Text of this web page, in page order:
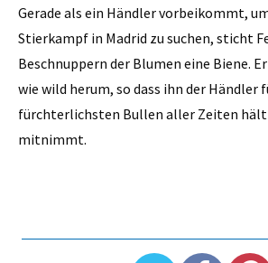
Gerade als ein Händler vorbeikommt,
Stierkampf in Madrid zu suchen, sticht
Beschnuppern der Blumen eine Biene.
wie wild herum, so dass ihn der Händler
fürchterlichsten Bullen aller Zeiten hält
mitnimmt.